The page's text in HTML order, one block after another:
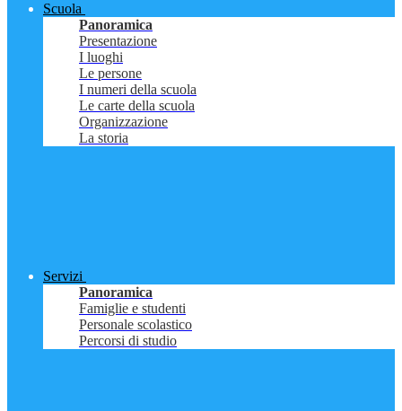
Scuola
Panoramica
Presentazione
I luoghi
Le persone
I numeri della scuola
Le carte della scuola
Organizzazione
La storia
Servizi
Panoramica
Famiglie e studenti
Personale scolastico
Percorsi di studio